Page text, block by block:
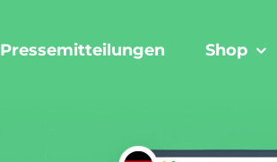
Pressemitteilungen Shop